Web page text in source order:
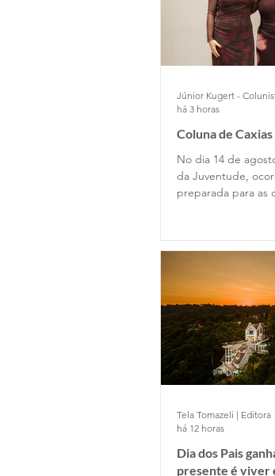
Coluna de Caxias
No dia 14 de
da Juventude,
preparada para as
Júnior Kugert -
há 3 horas
Dia dos Pais
presente é viver
Tela Tomazeli | Editora
há 12 horas